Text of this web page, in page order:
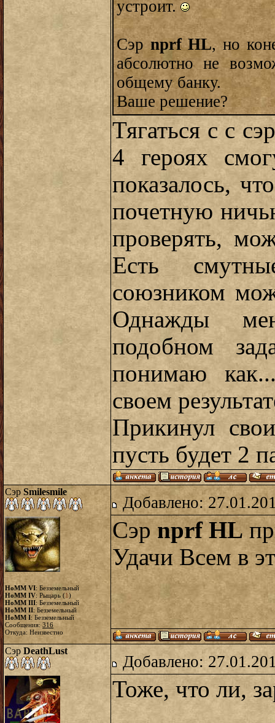
устроит.
Сэрnprf HL, но
абсолютно не
общему банку.
Ваше решение?
Тягаться с с
4 героях
показалось,
почетную
проверять,
Есть
союзником
Однажды
подобном
понимаю
своем
Прикинул
пусть будет 2
Сэр Smilesmile
HoMM VI: Безземельный
HoMM IV: Рыцарь (1)
HoMM III: Безземельный
HoMM II: Безземельный
HoMM I: Безземельный
Сообщения: 316
Откуда: Неизвестно
Добавлено:
Сэрnprf HL
Удачи Всем в
Сэр DeathLust
Добавлено:
Тоже, что ли,